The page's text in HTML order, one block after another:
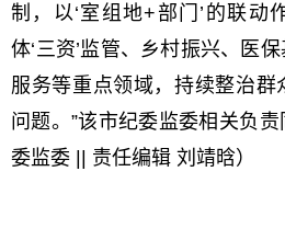
制，以‘室组地+部门’的联动
体‘三资’监管、乡村振兴、医
服务等重点领域，持续整治群
问题。”该市纪委监委相关负
委监委 || 责任编辑 刘靖晗）